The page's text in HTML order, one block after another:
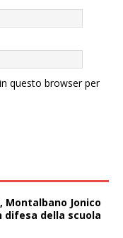
questo browser per
Montalbano Jonico
difesa della scuola